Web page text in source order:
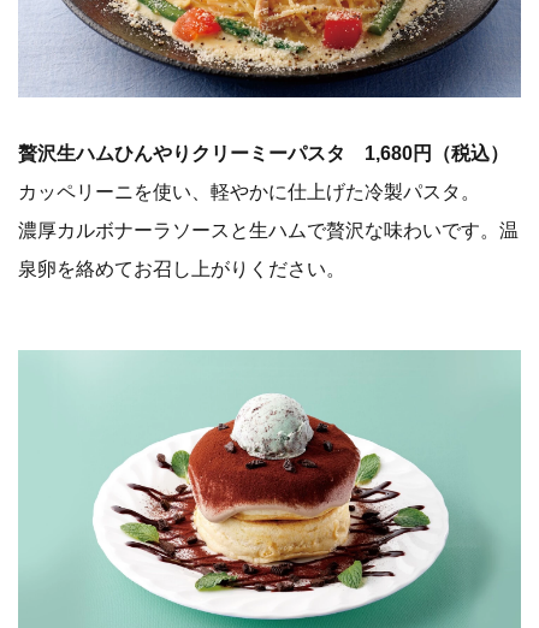
贅沢生ハムひんやりクリーミーパスタ 1,680円（税込）
カッペリーニを使い、軽やかに仕上げた冷製パスタ。
濃厚カルボナーラソースと生ハムで贅沢な味わいです。温
泉卵を絡めてお召し上がりください。